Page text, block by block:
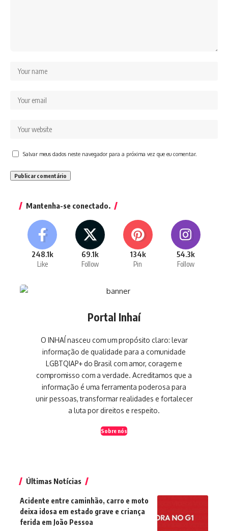
Salvar meus dados neste navegador para a próxima vez que eu comentar.
Mantenha-se conectado.
248.1k
Like
69.1k
Follow
134k
Pin
54.3k
Follow
Portal Inhaí
O INHAÍ nasceu com um propósito claro: levar
informação de qualidade para a comunidade
LGBTQIAP+ do Brasil com amor, coragem e
compromisso com a verdade. Acreditamos que a
informação é uma ferramenta poderosa para
unir pessoas, transformar realidades e fortalecer
a luta por direitos e respeito.
Sobre nós
Últimas Notícias
Acidente entre caminhão, carro e moto
deixa idosa em estado grave e criança
ferida em João Pessoa